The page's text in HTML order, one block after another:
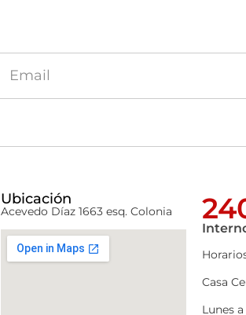
Ubicación
Acevedo Díaz 1663 esq. Colonia
Casa
Lunes